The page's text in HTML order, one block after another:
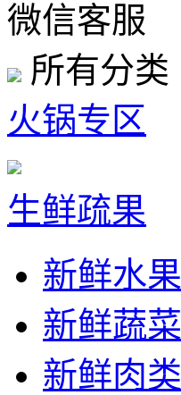
微信客服
所有分类
火锅专区
生鲜疏果
新鲜水果
新鲜蔬菜
新鲜肉类